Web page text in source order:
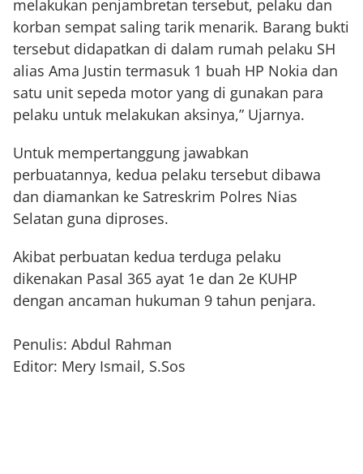
melakukan penjambretan tersebut, pelaku dan
korban sempat saling tarik menarik. Barang bukti
tersebut didapatkan di dalam rumah pelaku SH
alias Ama Justin termasuk 1 buah HP Nokia dan
satu unit sepeda motor yang di gunakan para
pelaku untuk melakukan aksinya,” Ujarnya.
Untuk mempertanggung jawabkan
perbuatannya, kedua pelaku tersebut dibawa
dan diamankan ke Satreskrim Polres Nias
Selatan guna diproses.
Akibat perbuatan kedua terduga pelaku
dikenakan Pasal 365 ayat 1e dan 2e KUHP
dengan ancaman hukuman 9 tahun penjara.
Penulis: Abdul Rahman
Editor: Mery Ismail, S.Sos